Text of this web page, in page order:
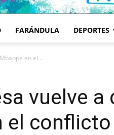
FARÁNDULA DEPORTES
en el...
vuelve a
el conflicto